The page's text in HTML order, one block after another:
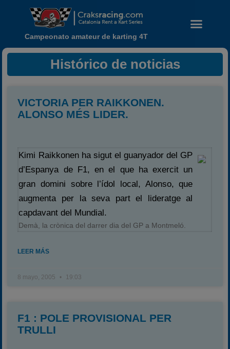
Temporada 2026
Carreras finalizadas
Campeonato
Temporada 2026
Estadísticas
Campeonato amateur de karting 4T
Histórico de noticias
VICTORIA PER RAIKKONEN.
ALONSO MÉS LIDER.
Kimi Raikkonen ha sigut el guanyador del GP
d’Espanya de F1, en el que ha exercit un
gran domini sobre l’ídol local, Alonso, que
augmenta per la seva part el lideratge al
capdavant del Mundial.
Demà, la crònica del darrer dia del GP a Montmeló.
LEER MÁS
8 mayo, 2005 19:03
F1 : POLE PROVISIONAL PER
TRULLI